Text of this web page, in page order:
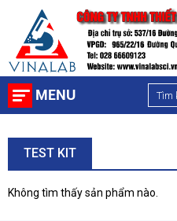
MENU
TEST KIT
Không tìm thấy sản phẩm nào.